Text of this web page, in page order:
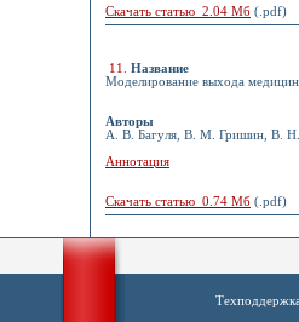
Скачать статью 2.04 Мб (.pdf)
11
Название
Моделирование выхода
Авторы
А. В. Багуля, В. М. Гришин, В.
Аннотация
Скачать статью 0.74 Мб (.pdf)